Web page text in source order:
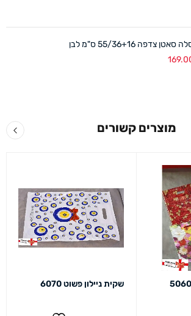
צדפה 55/36+16 ס"מ לבן
מוצרים קשורים
שקית ניילון פשוט 6070